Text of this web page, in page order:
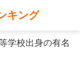
キング
学校出身の有名